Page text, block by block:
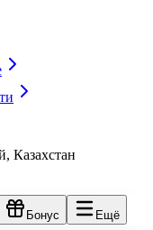
Казахстан
Бонус Ещё